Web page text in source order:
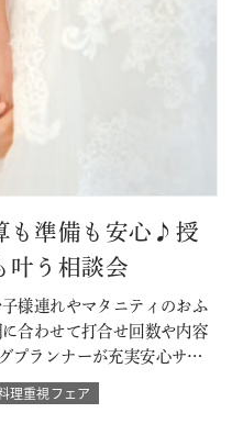
も準備も安心♪授
叶う相談会
様連れやマタニティのおふ
合わせて打合せ回数や内容
プランナーが充実安心サポ
マ婚のカップルが不安な部
やお部屋などもすべて結婚
理重視フェア